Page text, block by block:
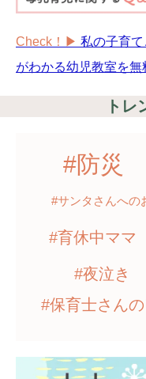
Check！▶︎ 私の子育
がわかる幼児教室を無
トレ
#防災
#サンタさんへの
#育休中ママ
#夜泣き
#保育士さん